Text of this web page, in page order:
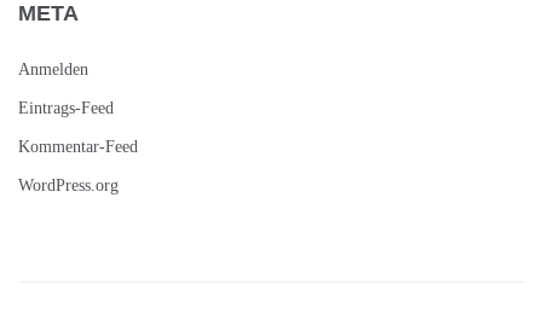
META
Anmelden
Eintrags-Feed
Kommentar-Feed
WordPress.org